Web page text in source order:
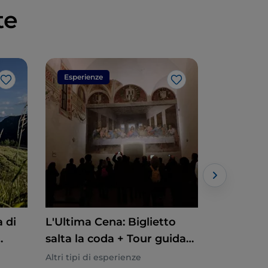
Like
di
Esperienze
Like
L'Ultima Cena: Biglietto
salta la coda + Tour guidato
per gruppi ristretti
Altri tipi di esperienze